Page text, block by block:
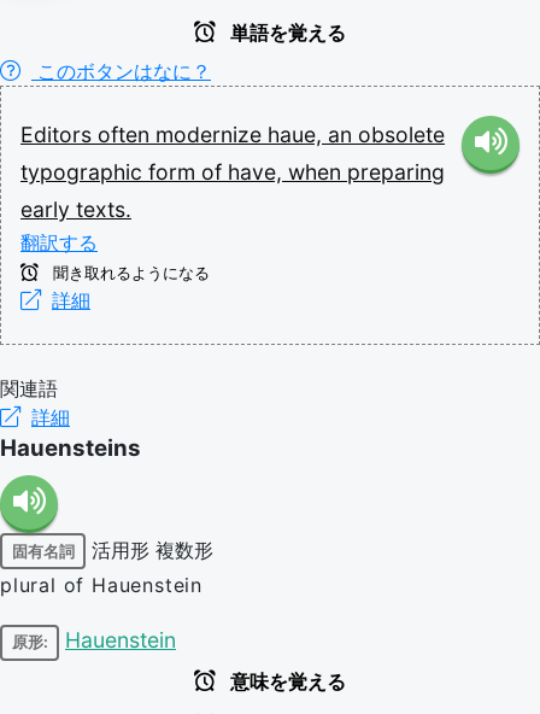
単語を覚える
このボタンはなに？
Editors often modernize haue, an obsolete
typographic form of have, when preparing
early texts.
翻訳する
聞き取れるようになる
詳細
関連語
詳細
Hauensteins
固有名詞 活用形 複数形
plural of Hauenstein
原形: Hauenstein
意味を覚える